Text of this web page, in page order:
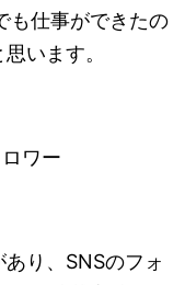
も仕事ができたの
います。
ワー
り、SNSのフォ